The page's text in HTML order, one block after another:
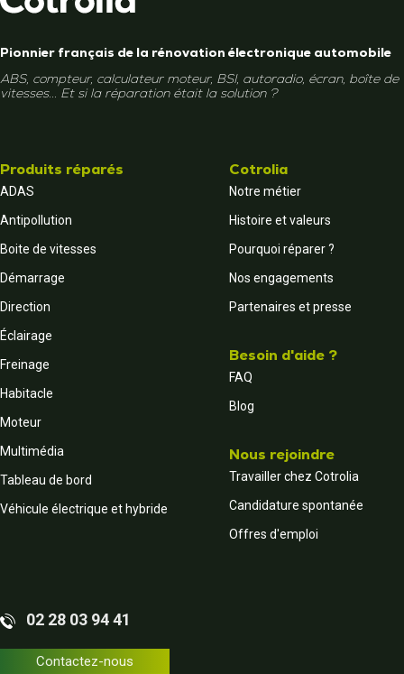
Pionnier français de la rénovation électronique automobile
ABS, compteur, calculateur moteur, BSI, autoradio, écran, boîte de
vitesses... Et si la réparation était la solution ?
Produits réparés
ADAS
Antipollution
Boite de vitesses
Démarrage
Direction
Éclairage
Freinage
Habitacle
Moteur
Multimédia
Tableau de bord
Véhicule électrique et hybride
Cotrolia
Notre métier
Histoire et valeurs
Pourquoi réparer ?
Nos engagements
Partenaires et presse
Besoin d'aide ?
FAQ
Blog
Nous rejoindre
Travailler chez Cotrolia
Candidature spontanée
Offres d'emploi
02 28 03 94 41
Contactez-nous